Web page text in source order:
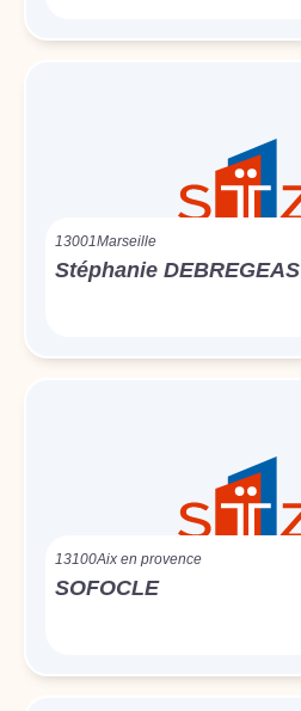
13001Marseille
Stéphanie DEBREGEAS
13100Aix en provence
SOFOCLE